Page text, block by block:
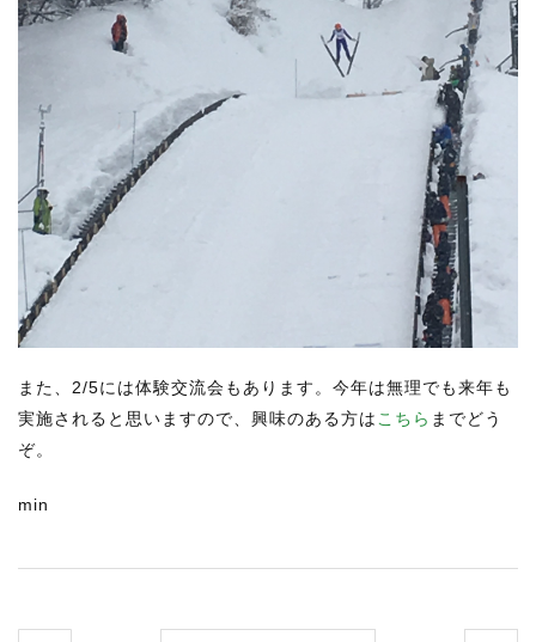
また、2/5には体験交流会もあります。今年は無理でも来年も
実施されると思いますので、興味のある方は こちら までどう
ぞ。
min